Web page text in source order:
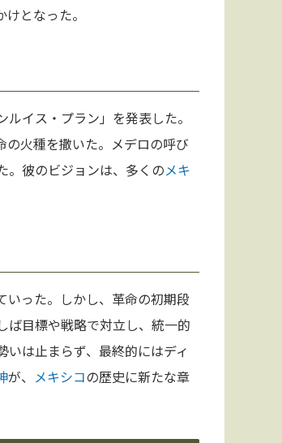
となった。
イス・プラン」を発表した。
の火種を撒いた。メデロの呼び
。彼のビジョンは、多くのメキ
いった。しかし、革命の初期段
ば目標や戦略で対立し、統一的
は止まらず、最終的にはディ
が、 メキシコの歴史に新たな章